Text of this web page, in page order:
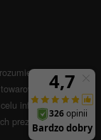
Art.66 par.1
i nazwy firm
informacyjnym.
prezentowanych na